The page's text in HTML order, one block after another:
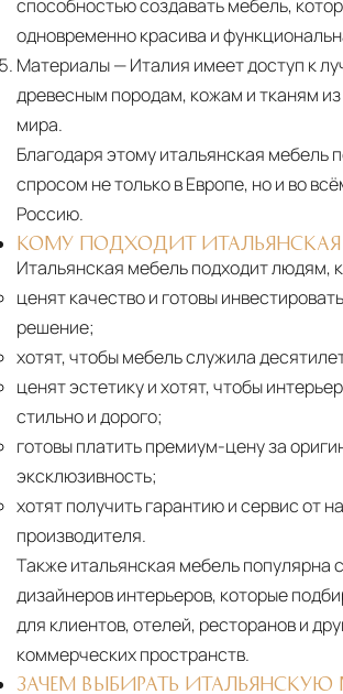
способностью создавать мебель,
одновременно красива и
Материалы— Италия имеет доступ к
древесным породам, кожам и тканям
мира.
Благодаря этому итальянская мебель
спросом не только в Европе, но и во
Россию.
КОМУ ПОДХОДИТ ИТАЛЬЯНСКАЯ
Итальянская мебель подходит людям,
ценят качество и готовы
решение;
хотят, чтобы мебель служила
ценят эстетику и хотят, чтобы
стильно и дорого;
готовы платить премиум-цену за
эксклюзивность;
хотят получить гарантию и сервис от
производителя.
Также итальянская мебель популярна
дизайнеров интерьеров, которые
для клиентов, отелей, ресторанов и
коммерческих пространств.
ЗАЧЕМ ВЫБИРАТЬ ИТАЛЬЯНСКУЮ